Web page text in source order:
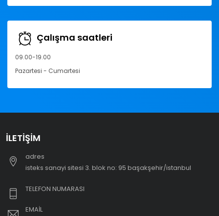
Çalışma saatleri
09.00-19.00
Pazartesi - Cumartesi
İLETIŞIM
adres
i̇steks sanayi sitesi 3. blok no: 95 başakşehir/i̇stanbul
TELEFON NUMARASI
EMAIL